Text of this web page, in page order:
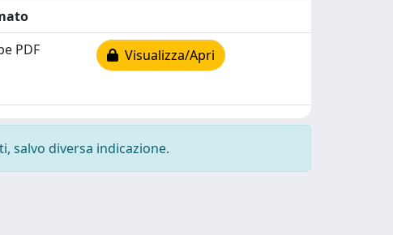
PDF Visualizza/Apri
salvo diversa indicazione.